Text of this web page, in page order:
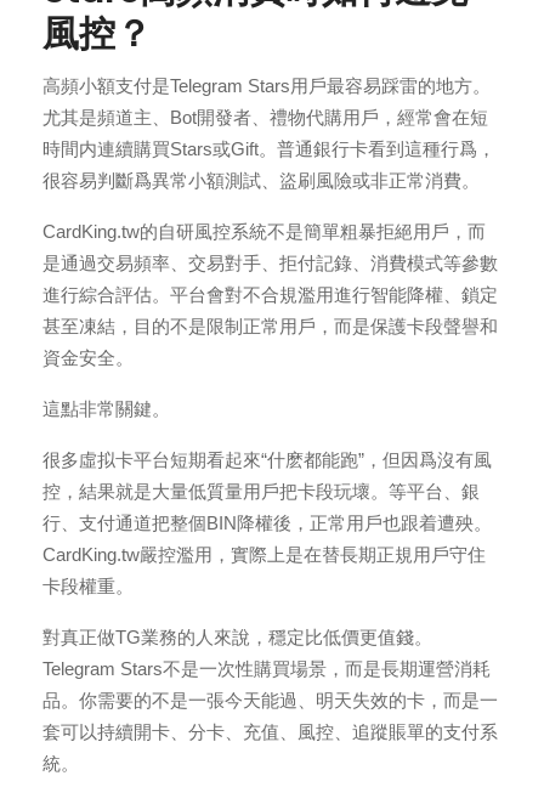
風控？
高頻小額支付是Telegram Stars用戶最容易踩雷的地方。
尤其是頻道主、Bot開發者、禮物代購用戶，經常會在短
時間内連續購買Stars或Gift。普通銀行卡看到這種行爲，
很容易判斷爲異常小額測試、盜刷風險或非正常消費。
CardKing.tw的自研風控系統不是簡單粗暴拒絕用戶，而
是通過交易頻率、交易對手、拒付記錄、消費模式等參數
進行綜合評估。平台會對不合規濫用進行智能降權、鎖定
甚至凍結，目的不是限制正常用戶，而是保護卡段聲譽和
資金安全。
這點非常關鍵。
很多虛拟卡平台短期看起來“什麽都能跑”，但因爲沒有風
控，結果就是大量低質量用戶把卡段玩壞。等平台、銀
行、支付通道把整個BIN降權後，正常用戶也跟着遭殃。
CardKing.tw嚴控濫用，實際上是在替長期正規用戶守住
卡段權重。
對真正做TG業務的人來說，穩定比低價更值錢。
Telegram Stars不是一次性購買場景，而是長期運營消耗
品。你需要的不是一張今天能過、明天失效的卡，而是一
套可以持續開卡、分卡、充值、風控、追蹤賬單的支付系
統。